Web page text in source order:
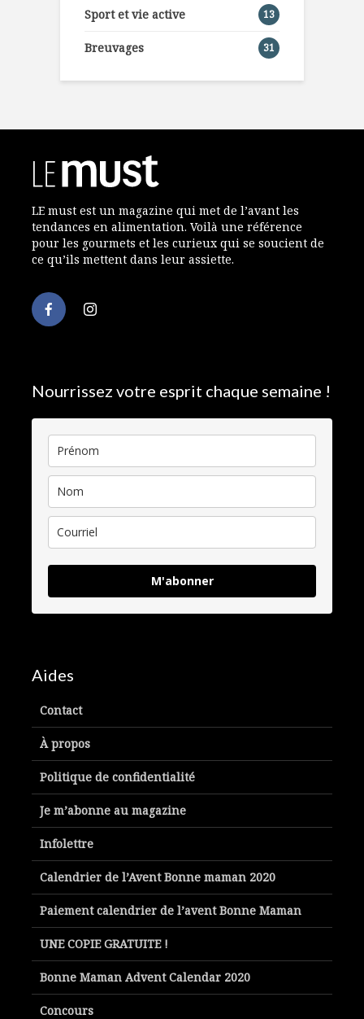
Sport et vie active 13
Breuvages 31
LE must est un magazine qui met de l’avant les
tendances en alimentation. Voilà une référence
pour les gourmets et les curieux qui se soucient de
ce qu’ils mettent dans leur assiette.
Nourrissez votre esprit chaque semaine !
M'abonner
Aides
Contact
À propos
Politique de confidentialité
Je m’abonne au magazine
Infolettre
Calendrier de l’Avent Bonne maman 2020
Paiement calendrier de l’avent Bonne Maman
UNE COPIE GRATUITE !
Bonne Maman Advent Calendar 2020
Concours